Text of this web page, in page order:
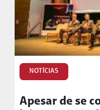
NOTÍCIAS
Apesar de se